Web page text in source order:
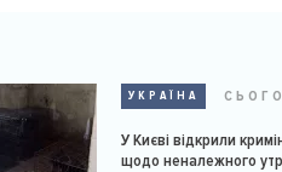
УКРАЇНА
У Києві відкрили
щодо неналежного